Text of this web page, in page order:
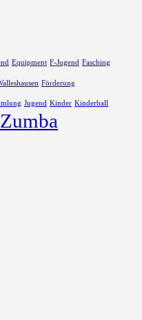
Equipment F-Jugend Fasching
Förderung
Jugend Kinder Kinderball
Zumba